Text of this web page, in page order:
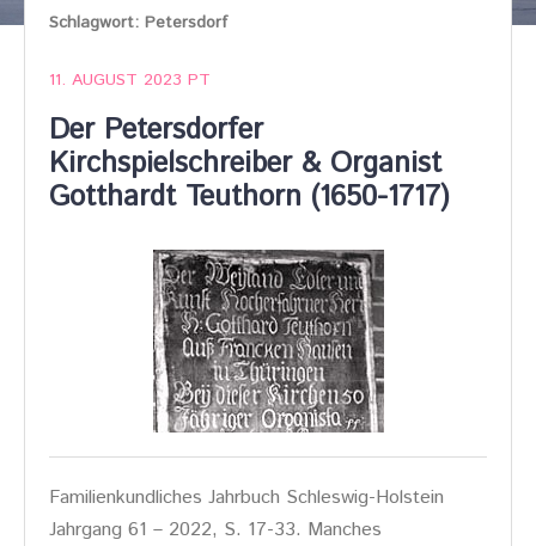
Schlagwort: Petersdorf
11. AUGUST 2023 PT
Der Petersdorfer
Kirchspielschreiber & Organist
Gotthardt Teuthorn (1650-1717)
Familienkundliches Jahrbuch Schleswig-Holstein
Jahrgang 61 – 2022, S. 17-33. Manches